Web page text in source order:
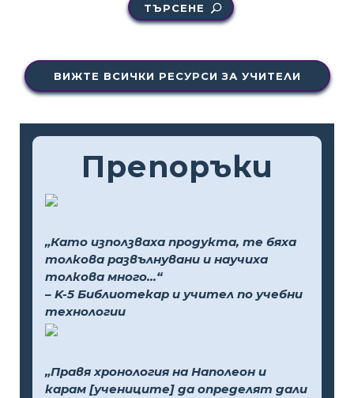
ТЪРСЕНЕ
ВИЖТЕ ВСИЧКИ РЕСУРСИ ЗА УЧИТЕЛИ
Препоръки
„Като използваха продукта, те бяха
толкова развълнувани и научиха
толкова много...“
– K-5 Библиотекар и учител по учебни
технологии
„Правя хронология на Наполеон и
карам [учениците] да определят дали